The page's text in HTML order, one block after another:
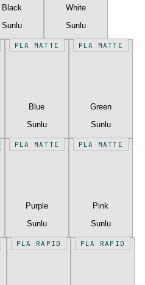
Black
Sunlu
White
Sunlu
PLA MATTE
Blue
Sunlu
PLA MATTE
Green
Sunlu
PLA MATTE
Purple
Sunlu
PLA MATTE
Pink
Sunlu
PLA RAPID PLA RAPID